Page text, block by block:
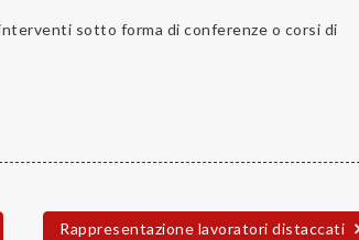
sotto forma di conferenze o corsi di
Rappresentazione lavoratori distaccati